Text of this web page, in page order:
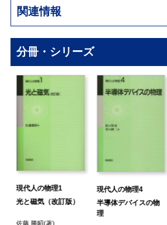
関連情報
分冊・シリーズ
現代人の物理1
光と磁気（改訂版）
佐藤 勝昭(著)
現代人の物理4
半導体デバイスの物
理